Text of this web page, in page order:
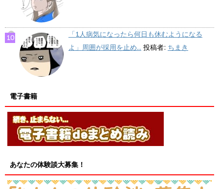
「1人病気になったら何日も休むようになる
よ」周囲が採用を止め... 投稿者: ちまき
電子書籍
あなたの体験談大募集！